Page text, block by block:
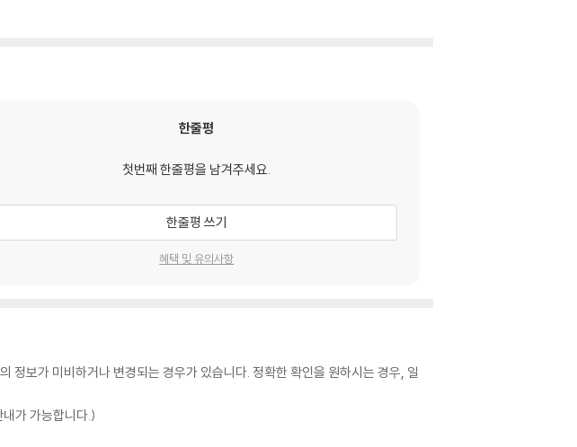
한줄평
첫번째 한줄평을 남겨주세요.
한줄평 쓰기
혜택 및 유의사항
정보가 미비하거나 변경되는 경우가 있습니다. 정확한 확인을 원하시는 경우, 일
가 가능합니다.)